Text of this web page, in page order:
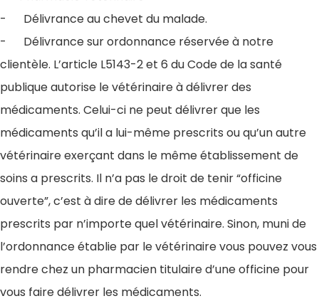
- Délivrance au chevet du malade.
- Délivrance sur ordonnance réservée à notre
clientèle. L’article L5143-2 et 6 du Code de la santé
publique autorise le vétérinaire à délivrer des
médicaments. Celui-ci ne peut délivrer que les
médicaments qu’il a lui-même prescrits ou qu’un autre
vétérinaire exerçant dans le même établissement de
soins a prescrits. Il n’a pas le droit de tenir “officine
ouverte”, c’est à dire de délivrer les médicaments
prescrits par n’importe quel vétérinaire. Sinon, muni de
l’ordonnance établie par le vétérinaire vous pouvez vous
rendre chez un pharmacien titulaire d’une officine pour
vous faire délivrer les médicaments.